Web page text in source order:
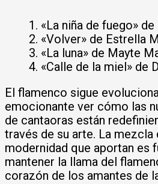
«La niña de fuego»
«Volver» de Estrella
«La luna» de Mayte
«Calle de la miel» de
El flamenco sigue
emocionante ver cómo las
de cantaoras están
través de su arte. La mezcla
modernidad que aportan es
mantener la llama del
corazón de los amantes de